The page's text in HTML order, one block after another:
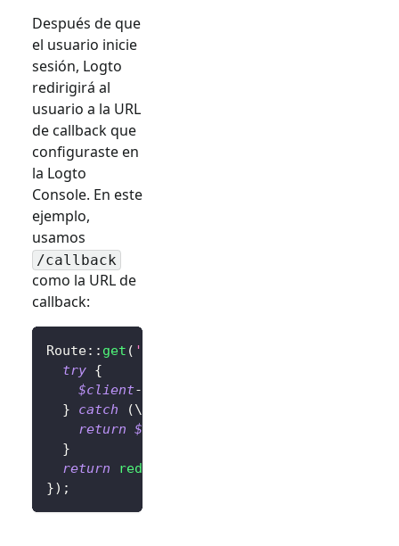
Después de que
el usuario inicie
sesión, Logto
redirigirá al
usuario a la URL
de callback que
configuraste en
la Logto
Console. En este
ejemplo,
usamos
/callback
como la URL de
callback:
Route:: get ( '/callback'
try {
$client->
}
catch (\
return $exception
}
return
redirect
}) ;